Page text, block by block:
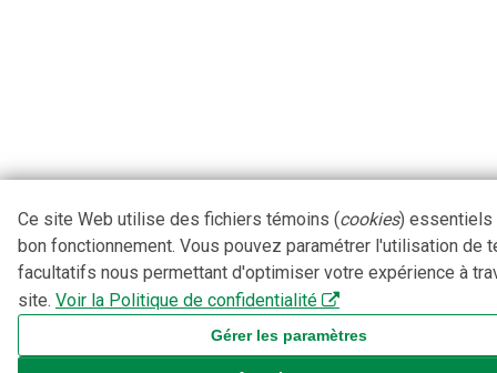
Ce site Web utilise des fichiers témoins (cookies) essentiels
bon fonctionnement. Vous pouvez paramétrer l'utilisation de
facultatifs nous permettant d'optimiser votre expérience à
site. Voir la Politique de confidentialité
Gérer les paramètres